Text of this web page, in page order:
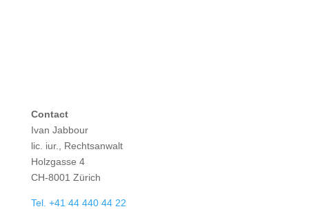
Contact
Ivan Jabbour
lic. iur., Rechtsanwalt
Holzgasse 4
CH-8001 Zürich
Tel. +41 44 440 44 22